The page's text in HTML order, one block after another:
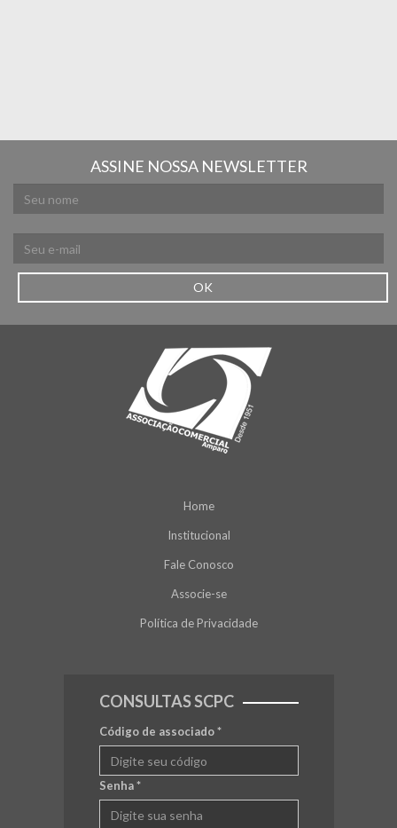
ASSINE NOSSA NEWSLETTER
OK
Home
Institucional
Fale Conosco
Associe-se
Política de Privacidade
CONSULTAS SCPC
Código de associado*
Senha*